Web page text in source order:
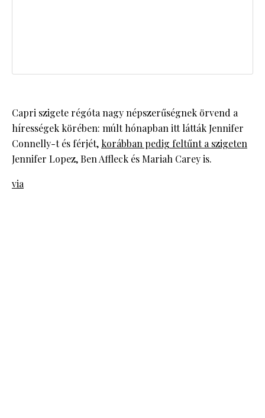
Capri szigete régóta nagy népszerűségnek örvend a
hírességek körében: múlt hónapban itt látták Jennifer
Connelly-t és férjét, korábban pedig feltűnt a szigeten
Jennifer Lopez, Ben Affleck és Mariah Carey is.
via